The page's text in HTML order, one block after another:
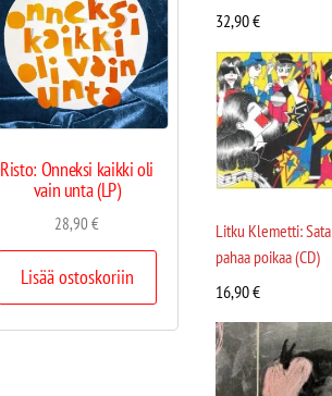
Risto: Onneksi kaikki oli
vain unta (LP)
28,90€
Lisää ostoskoriin
32,90€
Litku Klemetti: Sata
pahaa poikaa (CD)
16,90€